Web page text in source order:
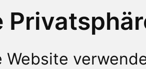
Website